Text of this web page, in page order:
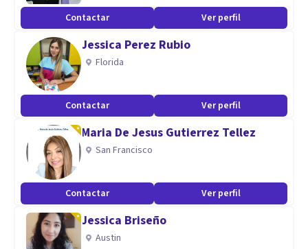
Contactar Ver perfil
Jessica Perez Rubio
Florida
Contactar Ver perfil
Maria De Jesus Gutierrez Tellez
San Francisco
Contactar Ver perfil
Jessica Briseño
Austin